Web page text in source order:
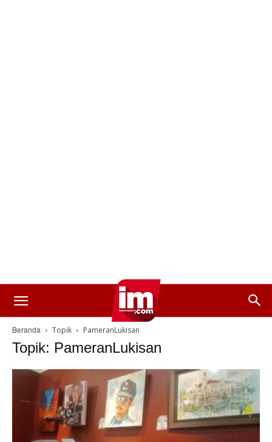
Beranda Topik PameranLukisan
Topik: PameranLukisan